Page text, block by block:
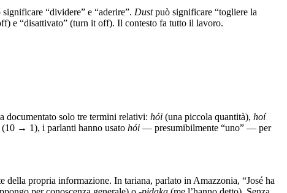
significare “dividere” e “aderire”. Dustpuò significare “togliere la
e “disattivato” (turn it off). Il contesto fa tutto il lavoro.
documentato solo tre termini relativi: hói (una piccola quantità), hoí
(10 → 1), i parlanti hanno usato hói — presumibilmente “uno” — per
propria informazione. In tariana, parlato in Amazzonia, “José ha